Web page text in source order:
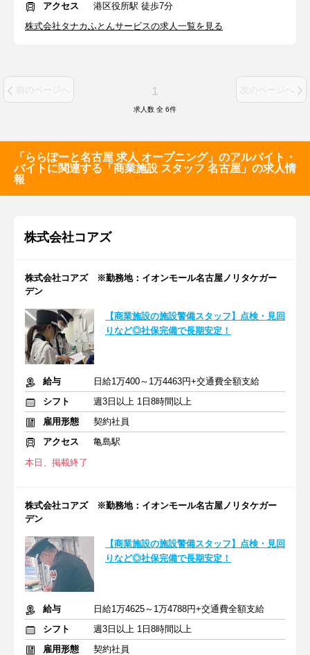
アクセス
港区役所駅 徒歩7分
株式会社タナカふとんサービスの求人一覧を見る
前のページへ 1 次のページへ
求人数 全 6件
「ららぽーと名古屋 求人 オープニング」のアルバイト・
バイトに関連する「商業施設 スタッフ 名古屋」の求人情
報
株式会社コアズ
株式会社コアズ ※勤務地：イオンモール名古屋ノリタケガー
デン
【商業施設の施設警備スタッフ】点検・見回
りなど◎社保完備で長期安定！
給与
日給1万400～1万4463円+交通費全額支給
シフト
週3日以上 1日8時間以上
雇用形態
契約社員
アクセス
亀島駅
本日、掲載終了
株式会社コアズ ※勤務地：イオンモール名古屋ノリタケガー
デン
【商業施設の施設警備スタッフ】点検・見回
りなど◎社保完備で長期安定！
給与
日給1万4625～1万4788円+交通費全額支給
シフト
週3日以上 1日8時間以上
雇用形態
契約社員